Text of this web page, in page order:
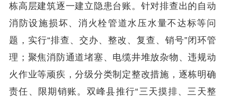
栋高层建筑逐一建立隐患台账。针对排查出的自动
消防设施损坏、消火栓管道水压水量不达标等问
题，实行“排查、交办、整改、复查、销号”闭环管
理；聚焦消防通道堵塞、电缆井堆放杂物、违规动
火作业等顽疾，分级分类制定整改措施，逐栋明确
责任、限期销账。双峰县推行“三天摸排、三天整